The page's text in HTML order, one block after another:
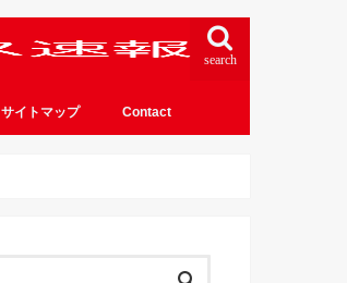
search
サイトマップ Contact